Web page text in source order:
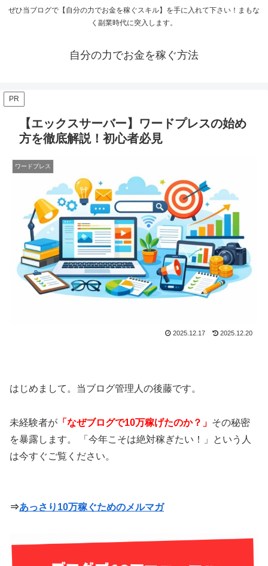
ぜひ当ブログで【自分の力でお金を稼ぐスキル】を手に入れて下さい！まもな
く副業時代に突入します。
自分の力でお金を稼ぐ方法
PR
【エックスサーバー】ワードプレスの始め
方を徹底解説！初心者必見
ワードプレス
2025.12.17 2025.12.20
はじめまして。当ブログ管理人の後藤です。
未経験者が 「なぜブログで10万稼げたのか？」 その秘密
を暴露します。 「今年こそは絶対稼ぎたい！」という人
は今すぐご覧ください。
⇒あっさり10万稼ぐためのメルマガ